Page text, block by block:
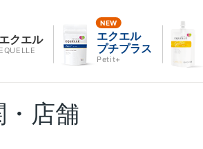
エクエル
EQUELLE
エクエル
プチプラス
Petit+
店舗